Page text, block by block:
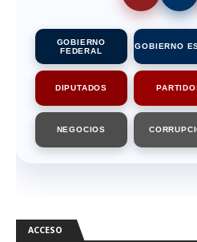
GOBIERNO
FEDERAL
GOBIERNO
DIPUTADOS
NEGOCIOS
ACCESO